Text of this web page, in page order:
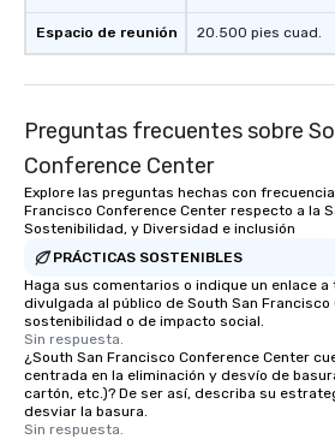
Espacio de reunión 20.500 pies cuad.
Preguntas frecuentes sobre
Conference Center
Explore las preguntas hechas con
Francisco Conference Center respecto a la
Sostenibilidad, y Diversidad e inclusión
PRÁCTICAS SOSTENIBLES
Haga sus comentarios o indique un enlace
divulgada al público de South San
sostenibilidad o de impacto social.
Sin respuesta.
¿South San Francisco Conference Center
centrada en la eliminación y desvío de
cartón, etc.)? De ser así, describa su
desviar la basura.
Sin respuesta.